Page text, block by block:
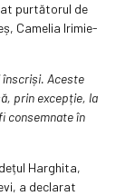
purtătorul de
Camelia Irimie-
înscriși. Aceste
prin excepție, la
consemnate în
Harghita,
a declarat